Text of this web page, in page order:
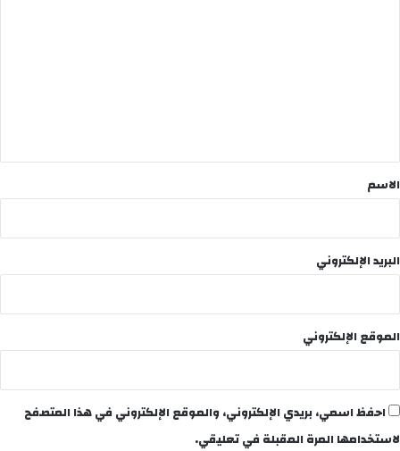
*
الاسم
البريد الإلكتروني
الموقع الإلكتروني
احفظ اسمي، بريدي الإلكتروني، والموقع الإلكتروني في هذا المتصفح
لاستخدامها المرة المقبلة في تعليقي.